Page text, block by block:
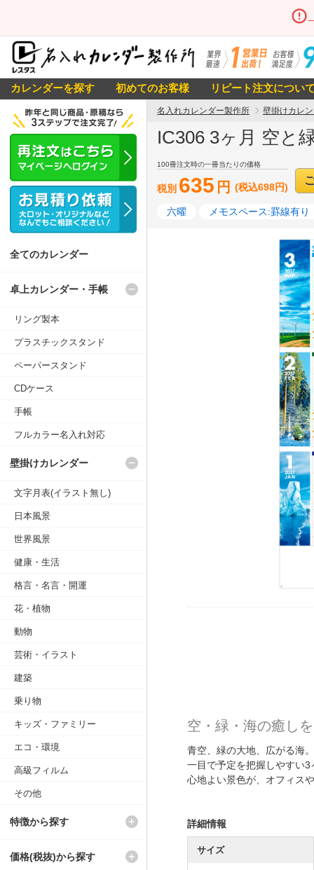
カレンダーを探す 初めてのお客様 リピート注文につい
名入れカレンダー製作所 壁掛けカレ
IC306 3ヶ月 空と
100冊注文時の一冊当たりの価格
税別 635 円 (税込698円)
六曜 メモスペース:罫線有り
空・緑・海の癒し
青空、緑の大地、広がる海
一目で予定を把握しやすい
心地よい景色が、オフィス
詳細情報
サイズ
全てのカレンダー
卓上カレンダー・手帳
リング製本
プラスチックスタンド
ペーパースタンド
CDケース
手帳
フルカラー名入れ対応
壁掛けカレンダー
文字月表(イラスト無し)
日本風景
世界風景
健康・生活
格言・名言・開運
花・植物
動物
芸術・イラスト
建築
乗り物
キッズ・ファミリー
エコ・環境
高級フィルム
その他
特徴から探す
価格(税抜)から探す